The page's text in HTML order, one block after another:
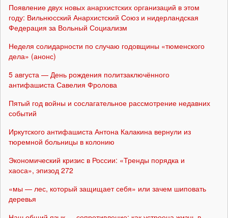
Появление двух новых анархистских организаций в этом
году: Вильнюсский Анархистский Союз и нидерландская
Федерация за Вольный Социализм
Неделя солидарности по случаю годовщины «тюменского
дела» (анонс)
5 августа — День рождения политзаключённого
антифашиста Савелия Фролова
Пятый год войны и сослагательное рассмотрение недавних
событий
Иркутского антифашиста Антона Калакина вернули из
тюремной больницы в колонию
Экономический кризис в России: «Тренды порядка и
хаоса», эпизод 272
«мы — лес, который защищает себя» или зачем шиповать
деревья